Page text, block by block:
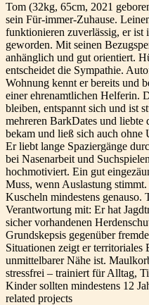
Tom (32kg, 65cm, 2021
sein Für-immer-Zuhause.
funktionieren zuverlässig, er ist
geworden. Mit seinen
anhänglich und gut orientiert.
entscheidet die Sympathie.
Wohnung kennt er bereits und
einer ehrenamtlichen Helferin.
bleiben, entspannt sich und ist
mehreren BarkDates und
bekam und ließ sich auch ohne
Er liebt lange Spaziergänge
bei Nasenarbeit und
hochmotiviert. Ein gut
Muss, wenn Auslastung
Kuscheln mindestens genauso.
Verantwortung mit: Er hat
sicher vorhandenen
Grundskepsis gegenüber
Situationen zeigt er territoriales
unmittelbarer Nähe ist.
stressfrei – trainiert für Alltag,
Kinder sollten mindestens 12
related projects